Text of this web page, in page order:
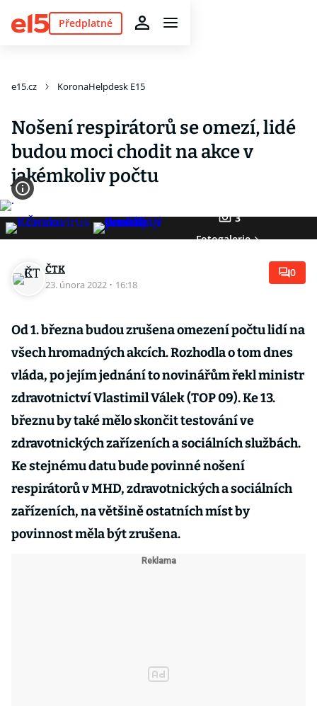
Předplatné
e15.cz KoronaHelpdesk E15
Nošení respirátorů se omezí, lidé
budou moci chodit na akce v
jakémkoliv počtu
3
Fotogalerie
ČTK
23. února 2022 · 16:18
0
Od 1. března budou zrušena omezení počtu lidí na
všech hromadných akcích. Rozhodla o tom dnes
vláda, po jejím jednání to novinářům řekl ministr
zdravotnictví Vlastimil Válek (TOP 09). Ke 13.
březnu by také mělo skončit testování ve
zdravotnických zařízeních a sociálních službách.
Ke stejnému datu bude povinné nošení
respirátorů v MHD, zdravotnických a sociálních
zařízeních, na většině ostatních míst by
povinnost měla být zrušena.